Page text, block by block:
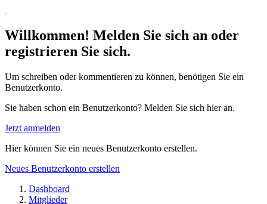
Willkommen! Melden Sie sich an oder
registrieren Sie sich.
Um schreiben oder kommentieren zu können, benötigen Sie ein
Benutzerkonto.
Sie haben schon ein Benutzerkonto? Melden Sie sich hier an.
Jetzt anmelden
Hier können Sie ein neues Benutzerkonto erstellen.
Neues Benutzerkonto erstellen
Dashboard
Mitglieder